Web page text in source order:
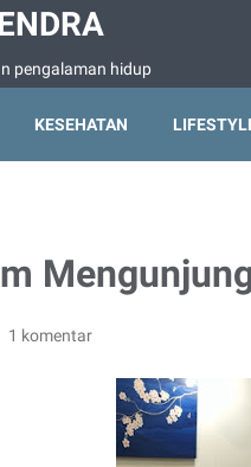
pengalaman hidup
KESEHATAN
1 komentar